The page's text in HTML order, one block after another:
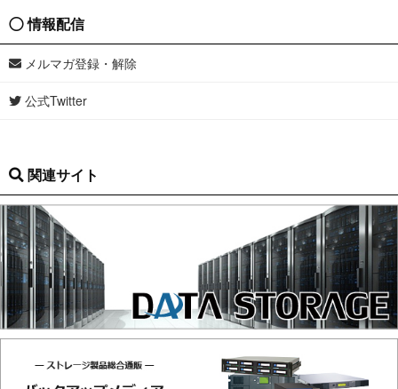
情報配信
メルマガ登録・解除
公式Twitter
関連サイト